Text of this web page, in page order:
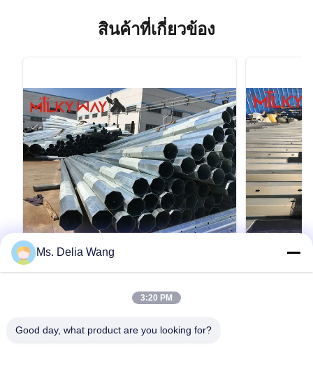
สินค้าที่เกี่ยวข้อง
แขนคู่ คําอธิบายรวดเร็ว ค้อนเหล็กเป็นทางเลือกที่
Ms. Delia Wang
3:20 PM
Good day, what product are you looking for?